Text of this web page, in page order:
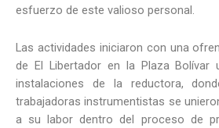
esfuerzo de este valioso personal.
Las actividades iniciaron con una
de El Libertador en la Plaza Bolívar
instalaciones de la reductora,
trabajadoras instrumentistas se
a su labor dentro del proceso de